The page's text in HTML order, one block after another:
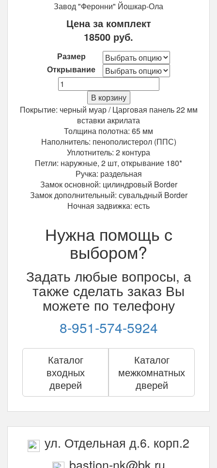
Завод "Феронни" Йошкар-Ола
Цена за комплект
18500 руб.
Размер
Открывание
Количество
Входная
Гарда
Лиственница
мокко
Царга
В корзину
Покрытие: черный муар / Царговая панель 22 мм
вставки акрилата
Толщина полотна: 65 мм
Наполнитель: пенополистерол (ППС)
Уплотнитель: 2 контура
Петли: наружные, 2 шт, открывание 180*
Ручка: раздельная
Замок основной: цилиндровый Border
Замок дополнительный: сувальдный Border
Ночная задвижка: есть
Нужна помощь с
выбором?
Задать любые вопросы, а
также сделать заказ Вы
можете по телефону
8-951-574-5924
Каталог
входных
дверей
Каталог
межкомнатных
дверей
ул. Отдельная д.6. корп.2
bastion-nk@bk.ru